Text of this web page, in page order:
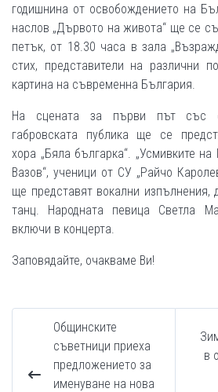
годишнина от освобождението на
наслов „Дървото на живота“ ще се
петък, от 18.30 часа в зала
стих, представители на различни
картина на съвременна България.
На сцената за първи път със
габровската публика ще се
хора „Бяла българка“. „Усмивките на
Вазов“, ученици от СУ „Райчо
ще представят вокални изпълнения,
танц. Народната певица Светла
включи в концерта.
Заповядайте, очакваме Ви!
Общинските
съветници приеха
предложението за
именуване на нова
в